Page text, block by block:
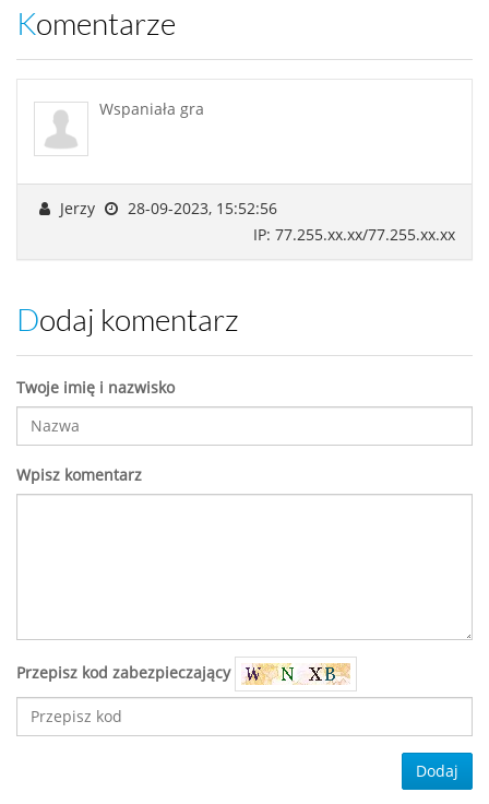
Komentarze
Wspaniała gra
Jerzy
28-09-2023, 15:52:56
IP: 77.255.xx.xx/77.255.xx.xx
Dodaj komentarz
Twoje imię i nazwisko
Wpisz komentarz
Przepisz kod zabezpieczający
Dodaj